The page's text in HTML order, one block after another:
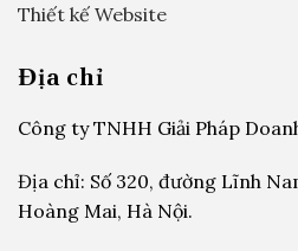
Thiết kế Website
Địa chỉ
Công ty TNHH Giải Pháp
Địa chỉ: Số 320, đường Lĩnh
Hoàng Mai, Hà Nội.